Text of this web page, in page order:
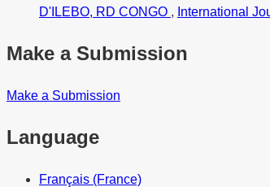
D'ILEBO, RD CONGO , International
Make a Submission
Make a Submission
Language
Français (France)